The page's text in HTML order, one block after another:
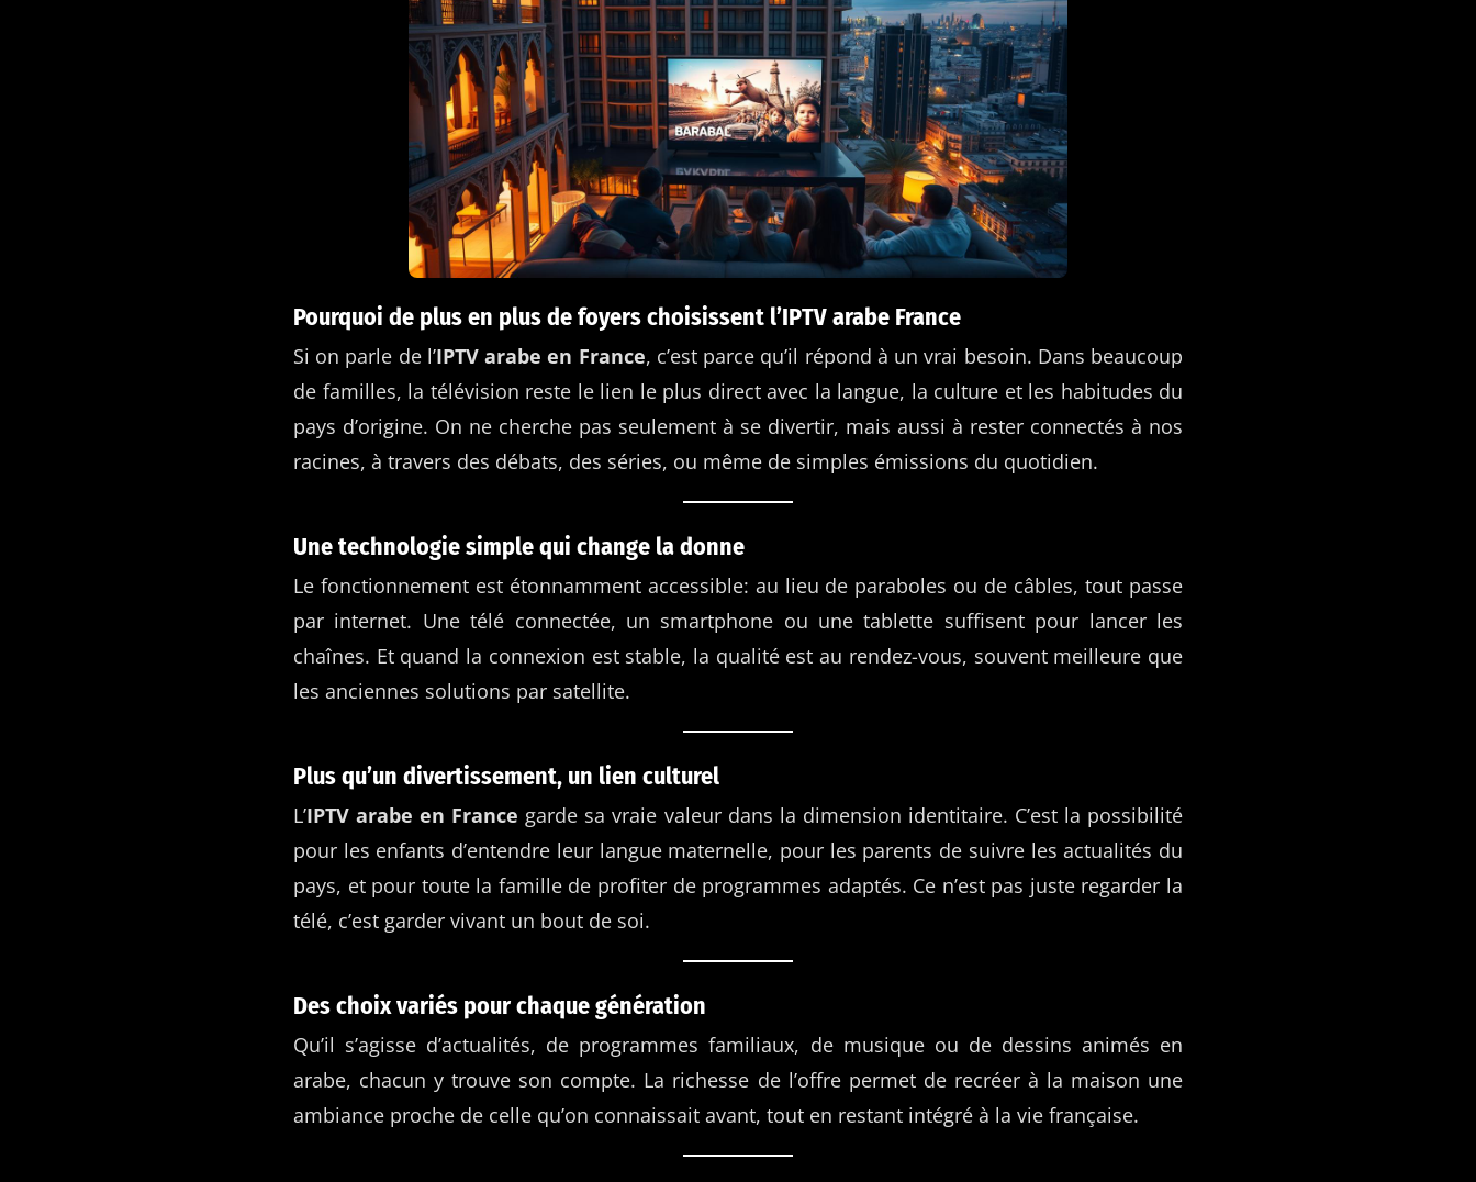
Pourquoi de plus en plus de foyers choisissent l’IPTV arabe France
Si on parle de l’IPTV arabe en France, c’est parce qu’il répond à un vrai besoin. Dans beaucoup
de familles, la télévision reste le lien le plus direct avec la langue, la culture et les habitudes du
pays d’origine. On ne cherche pas seulement à se divertir, mais aussi à rester connectés à nos
racines, à travers des débats, des séries, ou même de simples émissions du quotidien.
Une technologie simple qui change la donne
Le fonctionnement est étonnamment accessible: au lieu de paraboles ou de câbles, tout passe
par internet. Une télé connectée, un smartphone ou une tablette suffisent pour lancer les
chaînes. Et quand la connexion est stable, la qualité est au rendez-vous, souvent meilleure que
les anciennes solutions par satellite.
Plus qu’un divertissement, un lien culturel
L’IPTV arabe en France garde sa vraie valeur dans la dimension identitaire. C’est la possibilité
pour les enfants d’entendre leur langue maternelle, pour les parents de suivre les actualités du
pays, et pour toute la famille de profiter de programmes adaptés. Ce n’est pas juste regarder la
télé, c’est garder vivant un bout de soi.
Des choix variés pour chaque génération
Qu’il s’agisse d’actualités, de programmes familiaux, de musique ou de dessins animés en
arabe, chacun y trouve son compte. La richesse de l’offre permet de recréer à la maison une
ambiance proche de celle qu’on connaissait avant, tout en restant intégré à la vie française.